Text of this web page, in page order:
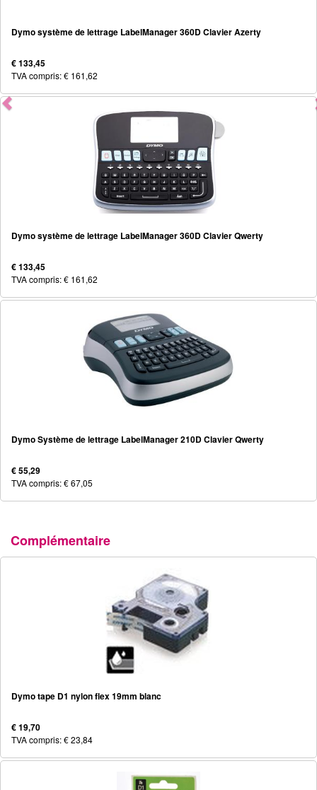
Dymo système de lettrage LabelManager 360D Clavier Azerty
€ 133,45
TVA compris: € 161,62
Dymo système de lettrage LabelManager 360D Clavier Qwerty
€ 133,45
TVA compris: € 161,62
Dymo Système de lettrage LabelManager 210D Clavier Qwerty
€ 55,29
TVA compris: € 67,05
Complémentaire
Dymo tape D1 nylon flex 19mm blanc
€ 19,70
TVA compris: € 23,84